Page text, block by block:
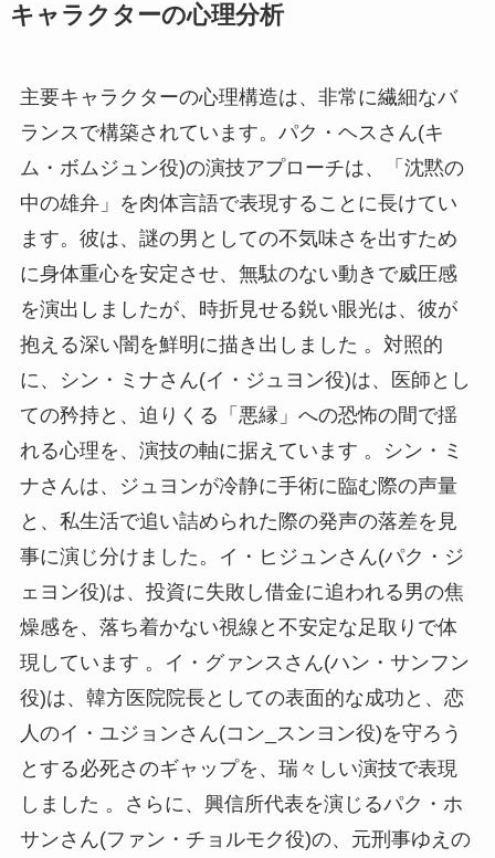
キャラクターの心理分析
主要キャラクターの心理構造は、非常に繊細なバ
ランスで構築されています。パク・ヘスさん(キ
ム・ボムジュン役)の演技アプローチは、「沈黙の
中の雄弁」を肉体言語で表現することに長けてい
ます。彼は、謎の男としての不気味さを出すため
に身体重心を安定させ、無駄のない動きで威圧感
を演出しましたが、時折見せる鋭い眼光は、彼が
抱える深い闇を鮮明に描き出しました 。対照的
に、シン・ミナさん(イ・ジュヨン役)は、医師とし
ての矜持と、迫りくる「悪縁」への恐怖の間で揺
れる心理を、演技の軸に据えています 。シン・ミ
ナさんは、ジュヨンが冷静に手術に臨む際の声量
と、私生活で追い詰められた際の発声の落差を見
事に演じ分けました。イ・ヒジュンさん(パク・ジ
ェヨン役)は、投資に失敗し借金に追われる男の焦
燥感を、落ち着かない視線と不安定な足取りで体
現しています 。イ・グァンスさん(ハン・サンフン
役)は、韓方医院院長としての表面的な成功と、恋
人のイ・ユジョンさん(コン_スンヨン役)を守ろう
とする必死さのギャップを、瑞々しい演技で表現
しました 。さらに、興信所代表を演じるパク・ホ
サンさん(ファン・チョルモク役)の、元刑事ゆえの